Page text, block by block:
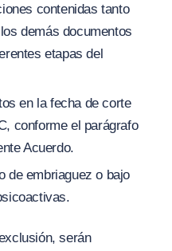
contenidas tanto
demás documentos
etapas del
en la fecha de corte
conforme el parágrafo
Acuerdo.
de embriaguez o bajo
serán